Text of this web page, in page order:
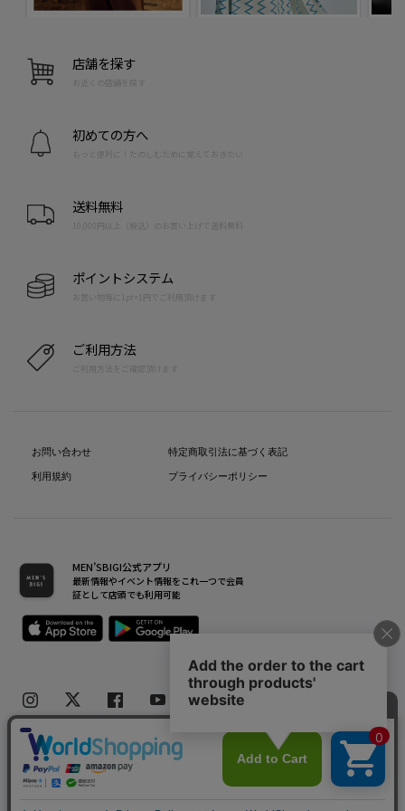
店舗を探す
お近くの店舗を探す
初めての方へ
もっと便利に！たのしむために覚えておきたい
送料無料
10,000円以上（税込）のお買い上げで送料無料
ポイントシステム
お買い物毎に1pt=1円でご利用頂けます
ご利用方法
ご利用方法をご確認頂けます
お問い合わせ
利用規約
特定商取引法に基づく表記
プライバシーポリシー
MEN’SBIGI公式アプリ
最新情報やイベント情報をこれ一つで会員
証として店頭でも利用可能
Copyright(C) Bigi Co.,Ltd.All Rights Reserved.